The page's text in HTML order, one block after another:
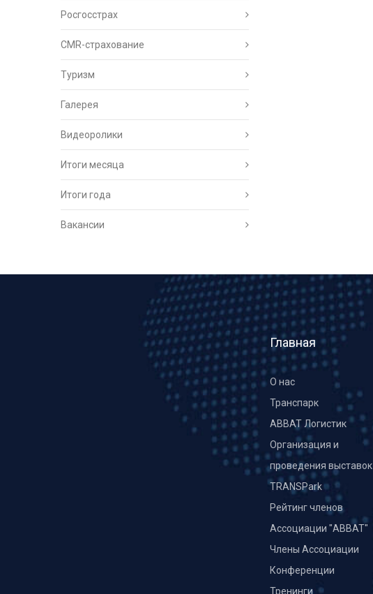
Росгосстрах
CMR-страхование
Туризм
Галерея
Видеоролики
Итоги месяца
Итоги года
Вакансии
Главная
О нас
Транспарк
ABBAT Логистик
Организация и
проведения выставок
TRANSPark
Рейтинг членов
Ассоциации "АВВАТ"
Члены Ассоциации
Конференции
Тренинги